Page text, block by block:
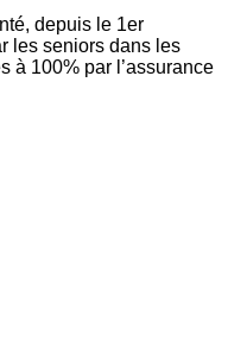
depuis le 1er
les seniors dans les
à 100% par l’assurance